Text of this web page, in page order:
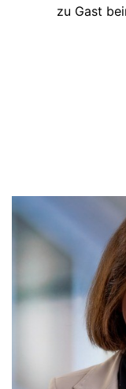
zu Gast